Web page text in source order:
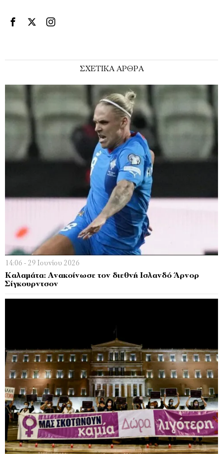
ΣΧΕΤΙΚΑ ΑΡΘΡΑ
14:06 - 29 Ιουνίου 2026
Καλαμάτα: Ανακοίνωσε τον διεθνή Ισλανδό Άρνορ
Σίγκουρντσον